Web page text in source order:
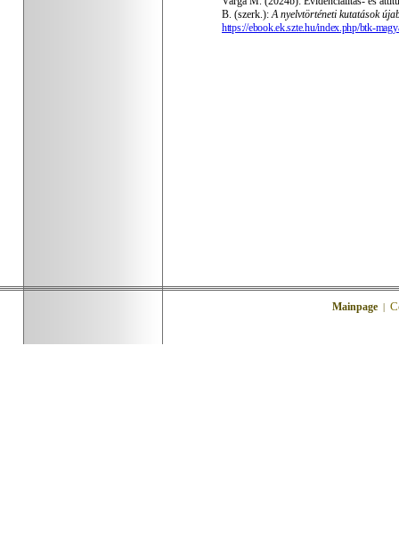
B. (szerk.):A nyelvtörténeti kutatások
https://ebook.ek.szte.hu/index.php/btk-
Mainpage |